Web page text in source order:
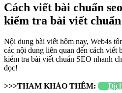
Cách viết bài chuẩn
kiểm tra bài viết chuẩn
Nội dung bài viết hôm nay, Web4s
các nội dung liên quan đến cách viết
kiểm tra bài viết chuẩn SEO nhanh
đọc!
>>>THAM KHẢO THÊM: